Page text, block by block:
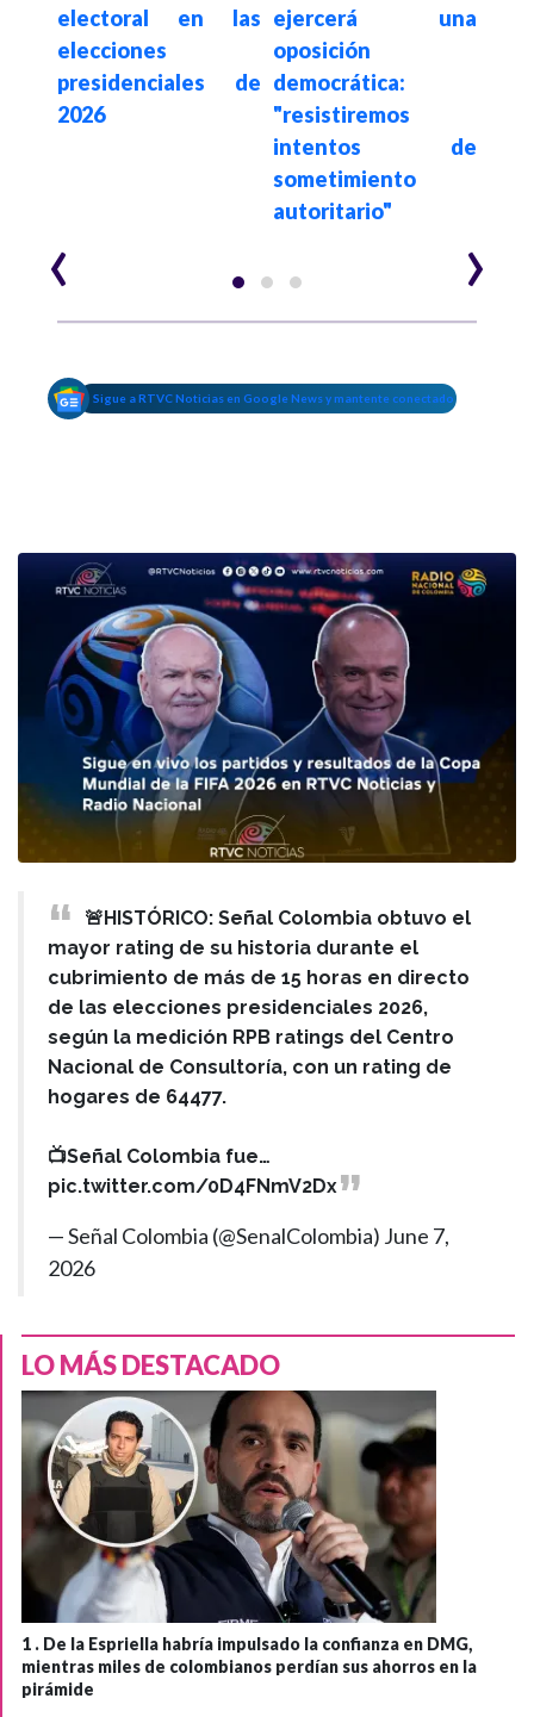
electoral en las
elecciones
presidenciales de
2026
ejercerá una
oposición
democrática:
"resistiremos
intentos de
sometimiento
autoritario"
‹ ›
Sigue a RTVC Noticias en Google News y mantente conectado
🚨HISTÓRICO: Señal Colombia obtuvo el
mayor rating de su historia durante el
cubrimiento de más de 15 horas en directo
de las elecciones presidenciales 2026,
según la medición RPB ratings del Centro
Nacional de Consultoría, con un rating de
hogares de 64477.
📺Señal Colombia fue…
pic.twitter.com/0D4FNmV2Dx
— Señal Colombia (@SenalColombia) June 7,
2026
LO MÁS DESTACADO
1 . De la Espriella habría impulsado la confianza en DMG,
mientras miles de colombianos perdían sus ahorros en la
pirámide